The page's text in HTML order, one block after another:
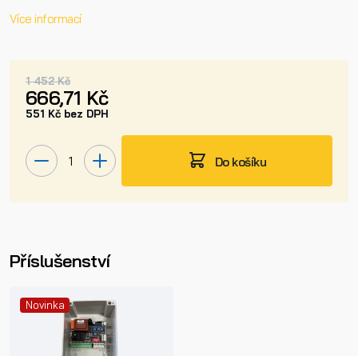
Více informací
1 452 Kč
666,71 Kč
551 Kč bez DPH
Do košíku
Příslušenství
Novinka